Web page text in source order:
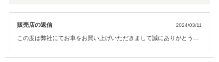
販売店の返信 2024/03/11
この度は弊社にてお車をお買い上げいただきまして誠にありがとうご
ましたら、いつでもお気軽にお申し付けくださいませ。今後とも末永